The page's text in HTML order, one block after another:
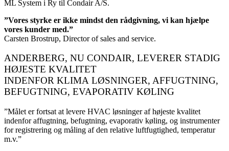
ML System i Ry til Condair A/S.
”Vores styrke er ikke mindst den rådgivning, vi kan hjælpe
vores kunder med.”
Carsten Brostrup, Director of sales and service.
ANDERBERG, NU CONDAIR, LEVERER STADIG
HØJESTE KVALITET
INDENFOR KLIMA LØSNINGER, AFFUGTNING,
BEFUGTNING, EVAPORATIV KØLING
”Målet er fortsat at levere HVAC løsninger af højeste kvalitet
indenfor affugtning, befugtning, evaporativ køling, og instrumenter
for registrering og måling af den relative luftfugtighed, temperatur
m.v.”